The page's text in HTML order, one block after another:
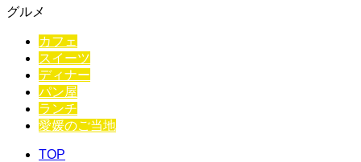
グルメ
カフェ
スイーツ
ディナー
パン屋
ランチ
愛媛のご当地
TOP